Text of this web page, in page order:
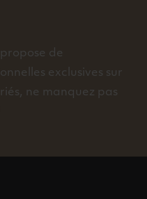
de
exclusives sur
ne manquez pas